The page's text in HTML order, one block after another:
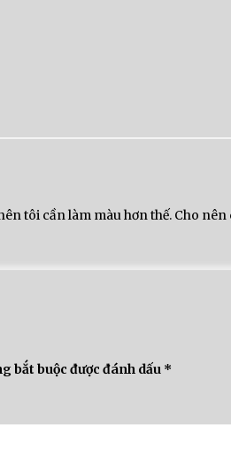
tôi cần làm màu hơn thế. Cho nên
bắt buộc được đánh dấu *